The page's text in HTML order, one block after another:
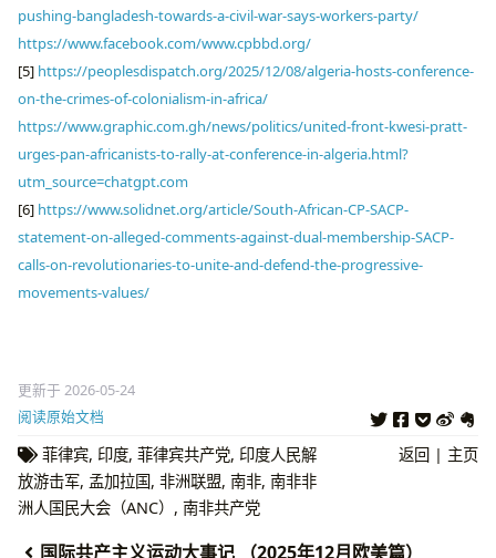
pushing-bangladesh-towards-a-civil-war-says-workers-party/
https://www.facebook.com/www.cpbbd.org/
[5] https://peoplesdispatch.org/2025/12/08/algeria-hosts-conference-
on-the-crimes-of-colonialism-in-africa/
https://www.graphic.com.gh/news/politics/united-front-kwesi-pratt-
urges-pan-africanists-to-rally-at-conference-in-algeria.html?
utm_source=chatgpt.com
[6] https://www.solidnet.org/article/South-African-CP-SACP-
statement-on-alleged-comments-against-dual-membership-SACP-
calls-on-revolutionaries-to-unite-and-defend-the-progressive-
movements-values/
更新于 2026-05-24
阅读原始文档
菲律宾, 印度, 菲律宾共产党, 印度人民解
放游击军, 孟加拉国, 非洲联盟, 南非, 南非非
洲人国民大会（ANC） , 南非共产党
返回 | 主页
国际共产主义运动大事记 （2025年12月欧美篇）